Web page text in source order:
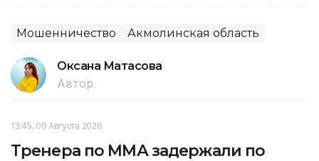
Мошенничество Акмолинская область
Оксана Матасова
Автор
13:45, 09 Августа 2026
Тренера по ММА задержали по